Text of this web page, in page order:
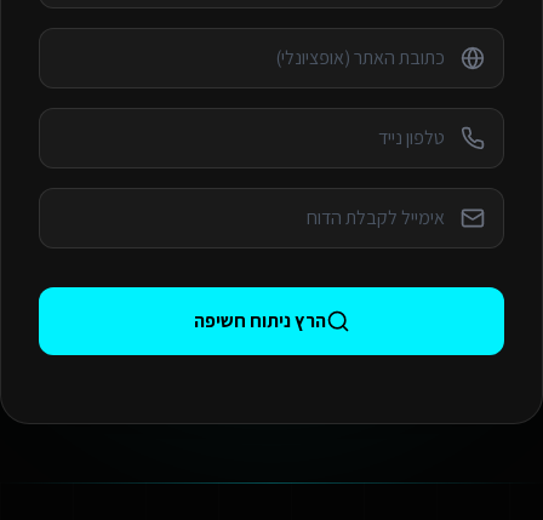
הרץ ניתוח חשיפה